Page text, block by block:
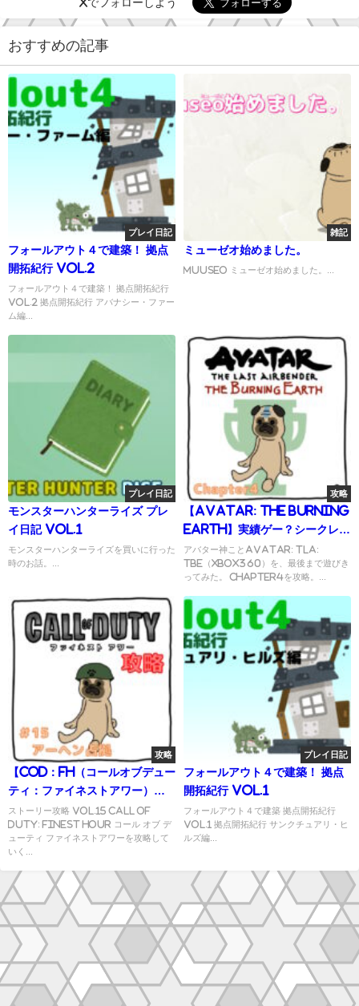
おすすめの記事
プレイ日記
フォールアウト４で建築！ 拠点
開拓紀行 Vol.2
フォールアウト４で建築！ 拠点開拓紀行
Vol.2 拠点開拓紀行 アバナシー・ファー
ム編...
雑記
ミューゼオ始めました。
muuseo ミューゼオ始めました。...
プレイ日記
モンスターハンターライズ プレ
イ日記 Vol.1
モンスターハンターライズを買いに行った
時のお話。...
攻略
【Avatar: The Burning
Earth】実績ゲー？シークレッ
ト収集攻略 Chapter4
アバター神ことAvatar: TLA:
TBE（Xbox360）を、最後まで遊びき
ってみた。 Chapter4を攻略。...
攻略
【CoD：FH（コールオブデュー
ティ：ファイネストアワー）】
ストーリー攻略 Vol.15
ストーリー攻略 Vol.15 Call of
Duty: Finest Hour コール オブ デ
ューティ ファイネストアワーを攻略して
いく...
プレイ日記
フォールアウト４で建築！ 拠点
開拓紀行 Vol.1
フォールアウト４で建築 拠点開拓紀行
Vol.1 拠点開拓紀行 サンクチュアリ・ヒ
ルズ編...